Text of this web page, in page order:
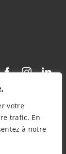
votre
trafic. En
à notre